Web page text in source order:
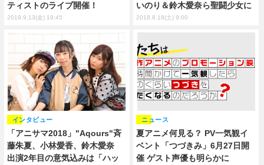
ティストのライブ開催！
2019.9.13(金) 19:45
いのり＆鈴木愛奈ら聖闘少女に
2018.8.18(土) 9:00
「アニサマ2018」"Aqours"斉
藤朱夏、小林愛香、鈴木愛奈
出演2年目の意気込みは「ハッ
インタビュー
夏アニメ何見る？ PV一気観イ
ベント「つづきみ」6月27日開
催 ゲスト声優も明らかに
ニュース